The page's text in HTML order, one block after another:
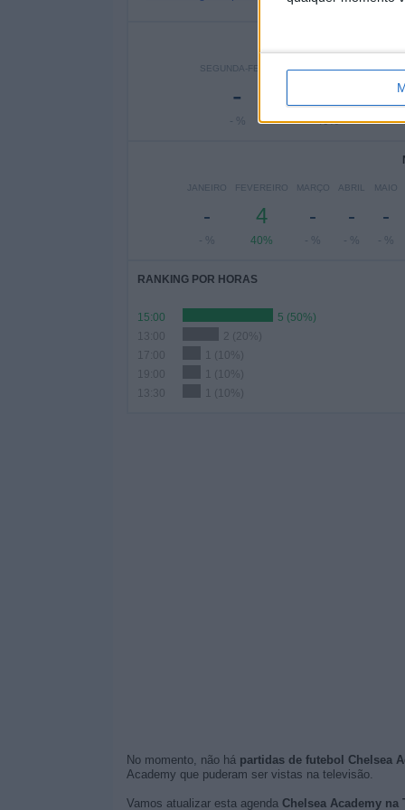
SEGUNDA-FEIRA
-
- %
TERÇA-FEIRA
40%
JANEIRO
-
- %
FEVEREIRO
4
40%
MARÇO
-
- %
ABRIL
-
- %
MAIO
-
- %
RANKING POR HORAS
15:00
5 (50%)
13:00
2 (20%)
17:00
1 (10%)
19:00
1 (10%)
13:30
1 (10%)
No momento, não há partidas de futebol Chelsea
Academy que puderam ser vistas na televisão.
Vamos atualizar esta agenda Chelsea Academy na